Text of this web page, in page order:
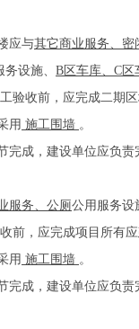
应与其它商业服务、密
设施、 B区车库、C
验收前，应完成二期
用 施工围墙 。
，建设单位应负责
服务、公厕公用服务设
前，应完成项目所有
用 施工围墙 。
，建设单位应负责